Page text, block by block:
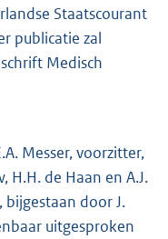
Staatscourant
publicatie zal
Medisch
Messer, voorzitter,
H.H. de Haan en A.J.
door J.
uitgesproken